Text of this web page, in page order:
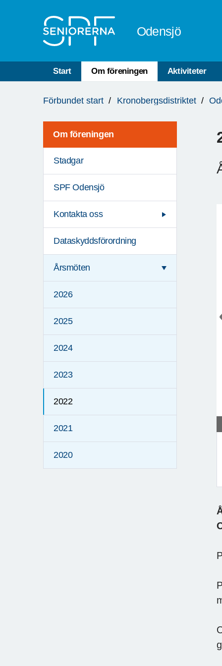
Odensjö
Start Om föreningen Aktiviteter
är
Förbundet start Kronobergsdistriktet
Om föreningen
Stadgar
SPF Odensjö
Kontakta oss
Dataskyddsförordning
Årsmöten
2026
2025
2024
2023
2022
2021
2020